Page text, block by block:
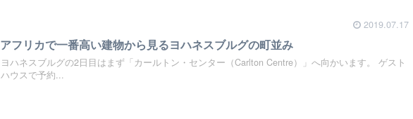
2019.07.17
アフリカで一番高い建物から見るヨハネスブルグの町並み
ヨハネスブルグの2日目はまず「カールトン・センター（Carlton Centre）」へ向かいます。 ゲスト
ハウスで予約...